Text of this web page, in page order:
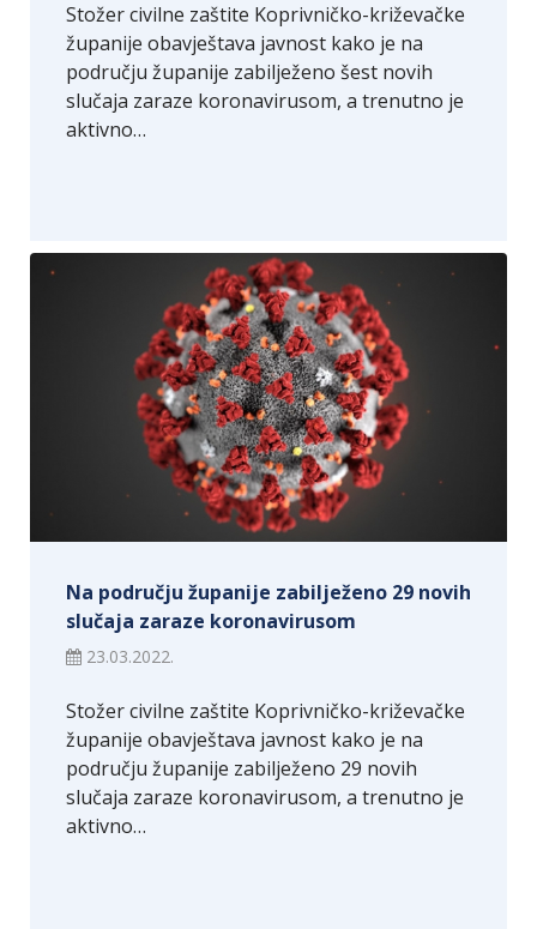
Stožer civilne zaštite Koprivničko-križevačke
županije obavještava javnost kako je na
području županije zabilježeno šest novih
slučaja zaraze koronavirusom, a trenutno je
aktivno…
Na području županije zabilježeno 29 novih
slučaja zaraze koronavirusom
23.03.2022.
Stožer civilne zaštite Koprivničko-križevačke
županije obavještava javnost kako je na
području županije zabilježeno 29 novih
slučaja zaraze koronavirusom, a trenutno je
aktivno…